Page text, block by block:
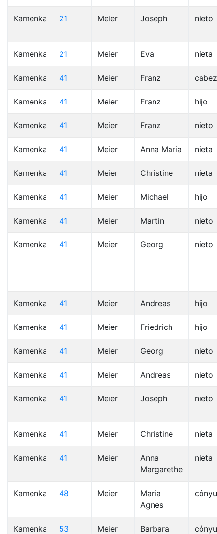
Kamenka 21 Meier Joseph nieto
Kamenka 21 Meier Eva nieta
Kamenka 41 Meier Franz
Kamenka 41 Meier Franz hijo
Kamenka 41 Meier Franz nieto
Kamenka 41 Meier Anna Maria nieta
Kamenka 41 Meier Christine nieta
Kamenka 41 Meier Michael hijo
Kamenka 41 Meier Martin nieto
Kamenka 41 Meier Georg nieto
Kamenka 41 Meier Andreas hijo
Kamenka 41 Meier Friedrich hijo
Kamenka 41 Meier Georg nieto
Kamenka 41 Meier Andreas nieto
Kamenka 41 Meier Joseph nieto
Kamenka 41 Meier Christine nieta
Kamenka 41 Meier
Anna
Margarethe
nieta
Kamenka 48 Meier
Maria
Agnes
Kamenka 53 Meier Barbara